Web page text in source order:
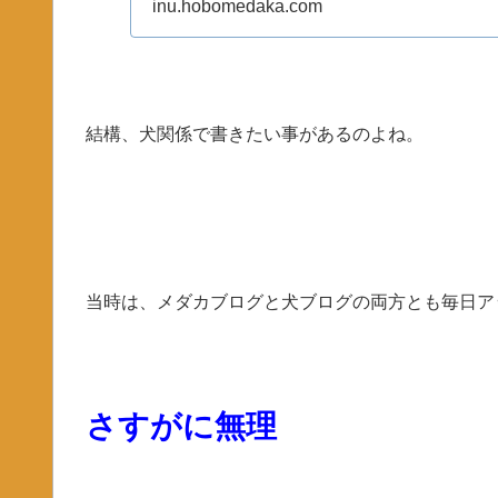
inu.hobomedaka.com
結構、犬関係で書きたい事があるのよね。
当時は、メダカブログと犬ブログの両方とも毎日ア
さすがに無理